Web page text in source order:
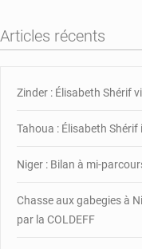
d’une
un
frontière
le
Articles récents
Zinder : Élisabeth Shérif
Tahoua : Élisabeth
Niger : Bilan à mi-
Chasse aux gabegies à
par la COLDEFF